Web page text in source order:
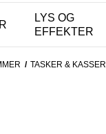
LYS OG
EFFEKTER
/ TASKER & KASSER